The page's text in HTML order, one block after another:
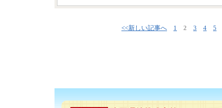
<<新しい記事へ 1 2 3 4 5